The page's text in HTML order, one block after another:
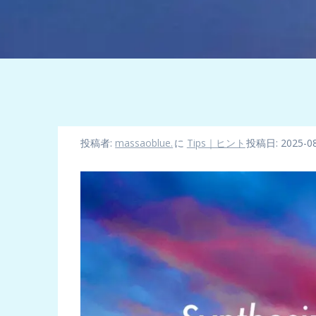
投稿者: massaoblue. に Tips｜ヒント 投稿日: 2025-